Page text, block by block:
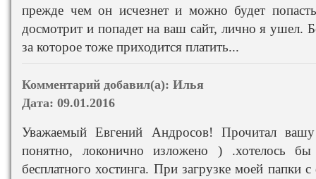
прежде чем он исчезнет и можно будет
досмотрит и попадет на ваш сайт, лично я ушел.
за которое тоже приходится платить...
Комментарий добавил(а): Илья
Дата: 09.01.2016
Уважаемый Евгений Андросов! Прочитал
понятно, локонично изложено ) .хотелось
бесплатного хостинга. При загрузке моей папки